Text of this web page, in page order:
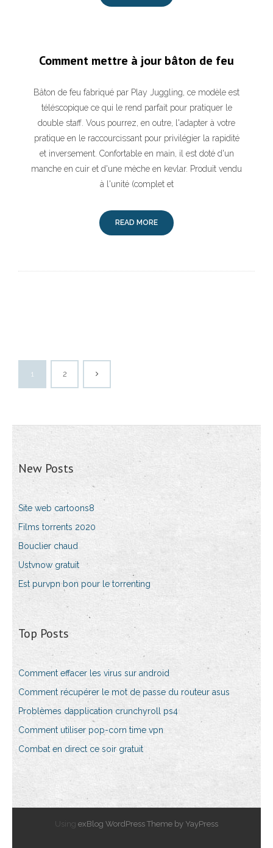
Comment mettre à jour bâton de feu
Bâton de feu fabriqué par Play Juggling, ce modèle est
téléscopique ce qui le rend parfait pour pratiquer le
double staff. Vous pourrez, en outre, l'adapter à votre
pratique en le raccourcissant pour privilégier la rapidité
et inversement. Confortable en main, il est doté d'un
manche en cuir et d'une mèche en kevlar. Produit vendu
à l'unité (complet et
READ MORE
1 2
New Posts
Site web cartoons8
Films torrents 2020
Bouclier chaud
Ustvnow gratuit
Est purvpn bon pour le torrenting
Top Posts
Comment effacer les virus sur android
Comment récupérer le mot de passe du routeur asus
Problèmes dapplication crunchyroll ps4
Comment utiliser pop-corn time vpn
Combat en direct ce soir gratuit
Using exBlog WordPress Theme by YayPress